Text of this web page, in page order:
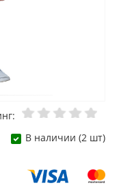
В наличии (2 шт)